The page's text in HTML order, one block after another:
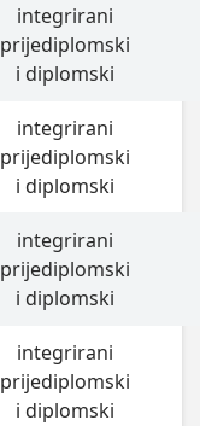
integrirani
prijediplomski
i diplomski
integrirani
prijediplomski
i diplomski
integrirani
prijediplomski
i diplomski
integrirani
prijediplomski
i diplomski